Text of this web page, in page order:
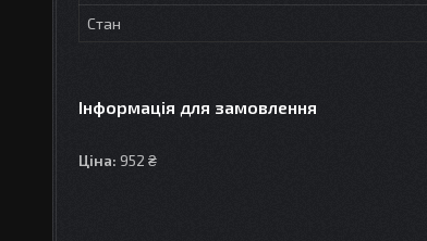
Стан
Інформація для замовлення
Ціна: 952 ₴